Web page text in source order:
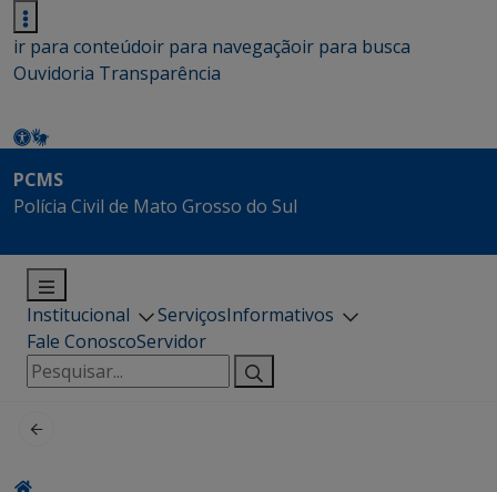
ir para conteúdoir para navegaçãoir para busca
Ouvidoria Transparência
PCMS
Polícia Civil de Mato Grosso do Sul
Institucional ServiçosInformativos
Fale ConoscoServidor
Pesquisar
por: